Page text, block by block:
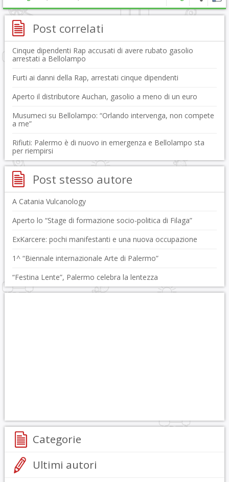
Post correlati
Cinque dipendenti Rap accusati di avere rubato gasolio
arrestati a Bellolampo
Furti ai danni della Rap, arrestati cinque dipendenti
Aperto il distributore Auchan, gasolio a meno di un euro
Musumeci su Bellolampo: “Orlando intervenga, non compete
a me”
Rifiuti: Palermo è di nuovo in emergenza e Bellolampo sta
per riempirsi
Post stesso autore
A Catania Vulcanology
Aperto lo “Stage di formazione socio-politica di Filaga”
ExKarcere: pochi manifestanti e una nuova occupazione
1^ “Biennale internazionale Arte di Palermo”
“Festina Lente”, Palermo celebra la lentezza
Categorie
Ultimi autori